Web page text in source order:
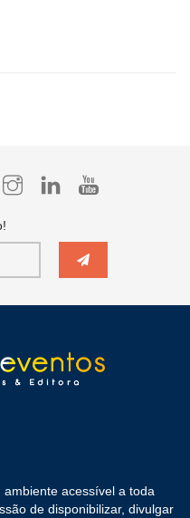
ambiente acessível a toda
de disponibilizar, divulgar